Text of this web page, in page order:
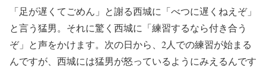
「足が遅くてごめん」と謝る西城に「べつに遅くねえぞ」
と言う猛男。それに驚く西城に「練習するなら付き合う
ぞ」と声をかけます。次の日から、2人での練習が始まる
んですが、西城には猛男が怒っているようにみえるんです